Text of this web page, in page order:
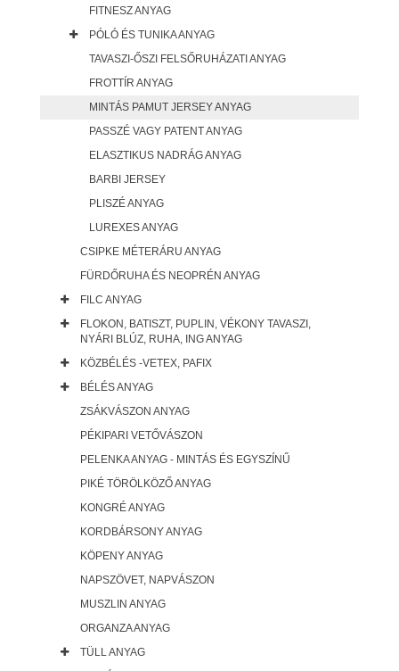
FITNESZ ANYAG
PÓLÓ ÉS TUNIKA ANYAG
TAVASZI-ŐSZI FELSŐRUHÁZATI ANYAG
FROTTÍR ANYAG
MINTÁS PAMUT JERSEY ANYAG
PASSZÉ VAGY PATENT ANYAG
ELASZTIKUS NADRÁG ANYAG
BARBI JERSEY
PLISZÉ ANYAG
LUREXES ANYAG
CSIPKE MÉTERÁRU ANYAG
FÜRDŐRUHA ÉS NEOPRÉN ANYAG
FILC ANYAG
FLOKON, BATISZT, PUPLIN, VÉKONY TAVASZI,
NYÁRI BLÚZ, RUHA, ING ANYAG
KÖZBÉLÉS -VETEX, PAFIX
BÉLÉS ANYAG
ZSÁKVÁSZON ANYAG
PÉKIPARI VETŐVÁSZON
PELENKA ANYAG - MINTÁS ÉS EGYSZÍNŰ
PIKÉ TÖRÖLKÖZŐ ANYAG
KONGRÉ ANYAG
KORDBÁRSONY ANYAG
KÖPENY ANYAG
NAPSZÖVET, NAPVÁSZON
MUSZLIN ANYAG
ORGANZA ANYAG
TÜLL ANYAG